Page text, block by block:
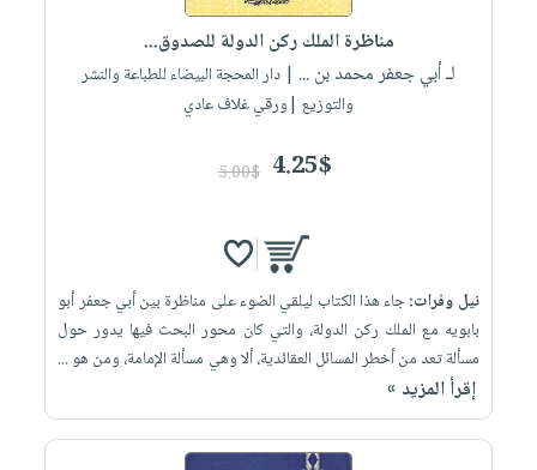
مناظرة الملك ركن الدولة للصدوق...
لـ أبي جعفر محمد بن ... | دار المحجة البيضاء للطباعة والنشر
والتوزيع |ورقي غلاف عادي
4.25$
5.00$
نيل وفرات:جاء هذا الكتاب ليلقي الضوء على مناظرة بين أبي جعفر أبو
بابويه مع الملك ركن الدولة، والتي كان محور البحث فيها يدور حول
مسألة تعد من أخطر المسائل العقائدية، ألا وهي مسألة الإمامة، ومن هو ...
إقرأ المزيد »